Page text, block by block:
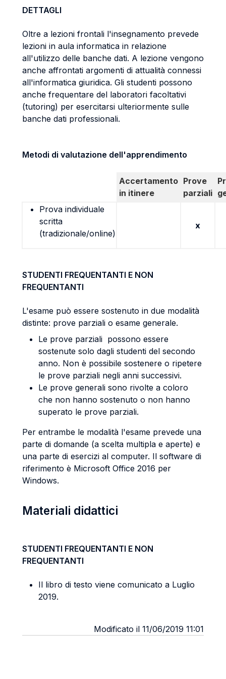
DETTAGLI
Oltre a lezioni frontali l'insegnamento prevede
lezioni in aula informatica in relazione
all'utilizzo delle banche dati. A lezione vengono
anche affrontati argomenti di attualità connessi
all'informatica giuridica. Gli studenti possono
anche frequentare del laboratori facoltativi
(tutoring) per esercitarsi ulteriormente sulle
banche dati professionali.
Metodi di valutazione dell'apprendimento
Accertamento
in itinere
Prove
parziali
Prova individuale
scritta
(tradizionale/online)
x
STUDENTI FREQUENTANTI E NON
FREQUENTANTI
L'esame può essere sostenuto in due modalità
distinte: prove parziali o esame generale.
Le prove parziali possono essere
sostenute solo dagli studenti del secondo
anno. Non è possibile sostenere o ripetere
le prove parziali negli anni successivi.
Le prove generali sono rivolte a coloro
che non hanno sostenuto o non hanno
superato le prove parziali.
Per entrambe le modalità l'esame prevede una
parte di domande (a scelta multipla e aperte) e
una parte di esercizi al computer. Il software di
riferimento è Microsoft Office 2016 per
Windows.
Materiali didattici
STUDENTI FREQUENTANTI E NON
FREQUENTANTI
Il libro di testo viene comunicato a Luglio
2019.
Modificato il 11/06/2019 11:01